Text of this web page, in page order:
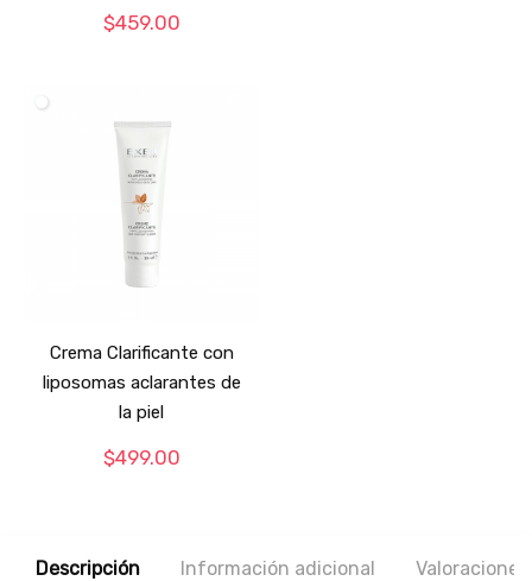
$459.00
Crema Clarificante con
liposomas aclarantes de
la piel
$499.00
Descripción Información adicional